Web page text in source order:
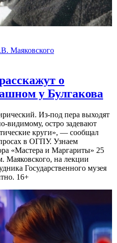
Маяковского
о
у Булгакова
Из-под пера выходят
видимому, остро задевают
круги», — сообщал
в ОГПУ. Узнаем
«Мастера и Маргариты» 25
Маяковского, на лекции
Государственного музея
16+